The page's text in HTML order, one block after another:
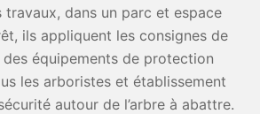
dans un parc et espace
ils appliquent les consignes de
équipements de protection
les arboristes et établissement
autour de l’arbre à abattre.